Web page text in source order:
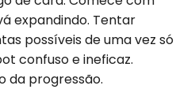
expandindo. Tentar
possíveis de uma vez só
confuso e ineficaz.
da progressão.